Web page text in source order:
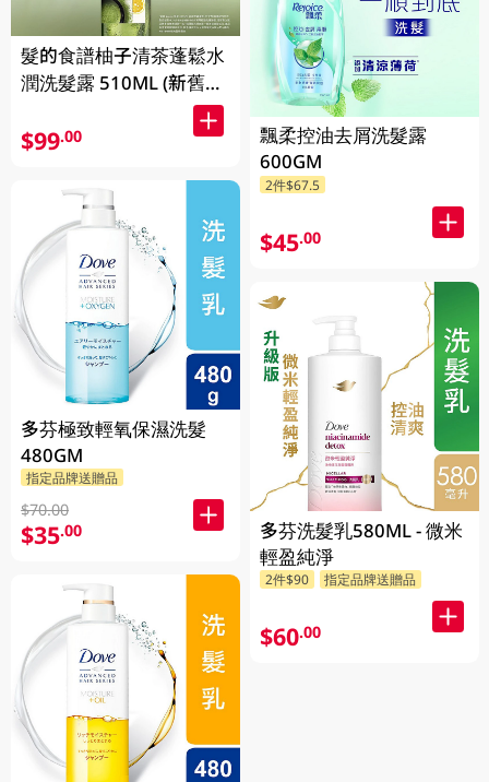
髮的食譜柚子清茶蓬鬆水
潤洗髮露 510ML (新舊包
$99.00
多芬極致輕氧保濕洗髮
480GM
指定品牌送贈品
$70.00
$35.00
飄柔控油去屑洗髮露
600GM
2件$67.5
$45.00
多芬洗髮乳580ML - 微米
輕盈純淨
2件$90 指定品牌送贈品
$60.00